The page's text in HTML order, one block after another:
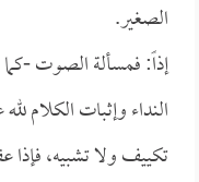
الصغير.
إذاً: فمسألة الصوت -
النداء وإثبات الكلام
تكييف ولا تشبيه،